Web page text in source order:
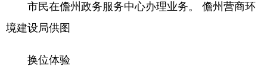
市民在儋州政务服务中心办理业务。 儋州营商环
境建设局供图
换位体验